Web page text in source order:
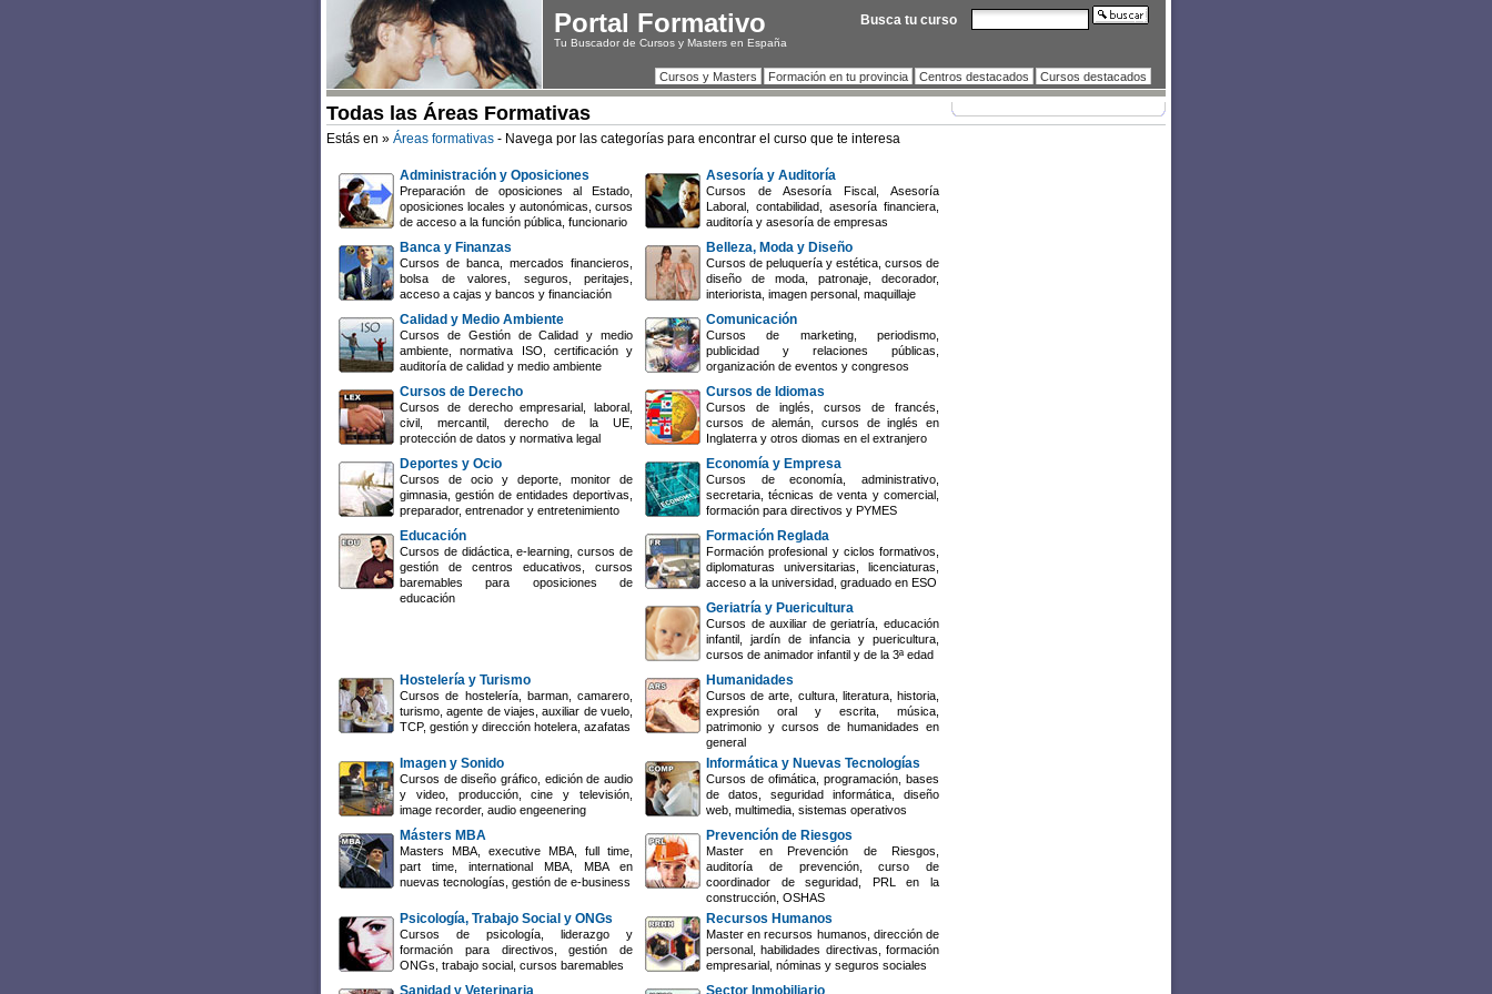
Portal Formativo
Tu Buscador de Cursos y Masters en España
Cursos y Masters Formación en tu provincia Centros destacados Cursos destacados
Todas las Áreas Formativas
Estás en » Áreas formativas - Navega por las categorías para encontrar el curso que te interesa
Administración y Oposiciones
Preparación de oposiciones al Estado,
oposiciones locales y autonómicas, cursos
de acceso a la función pública, funcionario
Asesoría y Auditoría
Cursos de Asesoría Fiscal, Asesoría
Laboral, contabilidad, asesoría financiera,
auditoría y asesoría de empresas
Banca y Finanzas
Cursos de banca, mercados financieros,
bolsa de valores, seguros, peritajes,
acceso a cajas y bancos y financiación
Belleza, Moda y Diseño
Cursos de peluquería y estética, cursos de
diseño de moda, patronaje, decorador,
interiorista, imagen personal, maquillaje
Calidad y Medio Ambiente
Cursos de Gestión de Calidad y medio
ambiente, normativa ISO, certificación y
auditoría de calidad y medio ambiente
Comunicación
Cursos de marketing, periodismo,
publicidad y relaciones públicas,
organización de eventos y congresos
Cursos de Derecho
Cursos de derecho empresarial, laboral,
civil, mercantil, derecho de la UE,
protección de datos y normativa legal
Cursos de Idiomas
Cursos de inglés, cursos de francés,
cursos de alemán, cursos de inglés en
Inglaterra y otros diomas en el extranjero
Deportes y Ocio
Cursos de ocio y deporte, monitor de
gimnasia, gestión de entidades deportivas,
preparador, entrenador y entretenimiento
Economía y Empresa
Cursos de economía, administrativo,
secretaria, técnicas de venta y comercial,
formación para directivos y PYMES
Educación
Cursos de didáctica, e-learning, cursos de
gestión de centros educativos, cursos
baremables para oposiciones de
educación
Formación Reglada
Formación profesional y ciclos formativos,
diplomaturas universitarias, licenciaturas,
acceso a la universidad, graduado en ESO
Geriatría y Puericultura
Cursos de auxiliar de geriatría, educación
infantil, jardín de infancia y puericultura,
cursos de animador infantil y de la 3ª edad
Hostelería y Turismo
Cursos de hostelería, barman, camarero,
turismo, agente de viajes, auxiliar de vuelo,
TCP, gestión y dirección hotelera, azafatas
Humanidades
Cursos de arte, cultura, literatura, historia,
expresión oral y escrita, música,
patrimonio y cursos de humanidades en
general
Imagen y Sonido
Cursos de diseño gráfico, edición de audio
y video, producción, cine y televisión,
image recorder, audio engeenering
Informática y Nuevas Tecnologías
Cursos de ofimática, programación, bases
de datos, seguridad informática, diseño
web, multimedia, sistemas operativos
Másters MBA
Masters MBA, executive MBA, full time,
part time, international MBA, MBA en
nuevas tecnologías, gestión de e-business
Prevención de Riesgos
Master en Prevención de Riesgos,
auditoría de prevención, curso de
coordinador de seguridad, PRL en la
construcción, OSHAS
Psicología, Trabajo Social y ONGs
Cursos de psicología, liderazgo y
formación para directivos, gestión de
ONGs, trabajo social, cursos baremables
Recursos Humanos
Master en recursos humanos, dirección de
personal, habilidades directivas, formación
empresarial, nóminas y seguros sociales
Sanidad y Veterinaria Sector Inmobiliario
Busca tu curso